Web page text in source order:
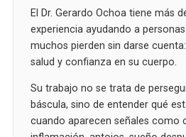
El Dr. Gerardo Ochoa tiene más
experiencia ayudando a
muchos pierden sin darse
salud y confianza en su cuerpo.
Su trabajo no se trata de
báscula, sino de entender qué
cuando aparecen señales como